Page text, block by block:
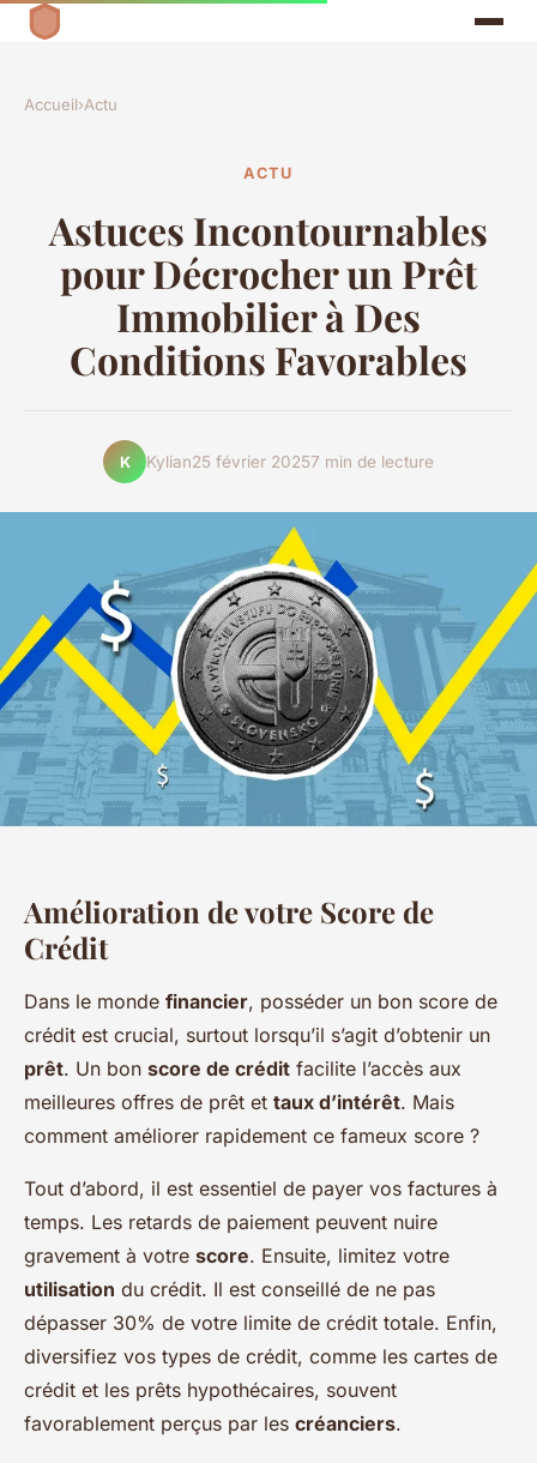
Accueil›Actu
ACTU
Astuces Incontournables
pour Décrocher un Prêt
Immobilier à Des
Conditions Favorables
K Kylian25 février 20257 min de lecture
Amélioration de votre Score de
Crédit
Dans le monde financier, posséder un bon score de
crédit est crucial, surtout lorsqu’il s’agit d’obtenir un
prêt. Un bon score de crédit facilite l’accès aux
meilleures offres de prêt et taux d’intérêt. Mais
comment améliorer rapidement ce fameux score ?
Tout d’abord, il est essentiel de payer vos factures à
temps. Les retards de paiement peuvent nuire
gravement à votre score. Ensuite, limitez votre
utilisation du crédit. Il est conseillé de ne pas
dépasser 30% de votre limite de crédit totale. Enfin,
diversifiez vos types de crédit, comme les cartes de
crédit et les prêts hypothécaires, souvent
favorablement perçus par les créanciers.